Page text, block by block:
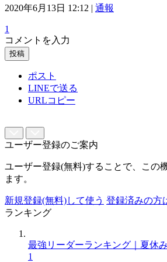
2020年6月13日 12:12 | 通報
1
コメントを入力
投稿
ポスト
LINEで送る
URLコピー
ユーザー登録のご案内
ユーザー登録(無料)することで、この
ます。
新規登録(無料)して使う 登録済みの方
ランキング
最強リーダーランキング｜夏休
1